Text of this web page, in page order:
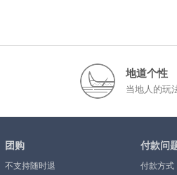
地道个性
当地人的玩
团购
不支持随时退
付款问
付款方式